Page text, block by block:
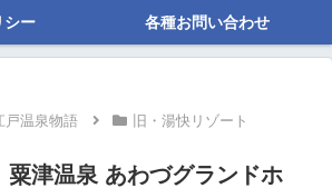
シー 各種お問い合わせ
戸温泉物語 旧・湯快リゾート
粟津温泉 あわづグランドホ